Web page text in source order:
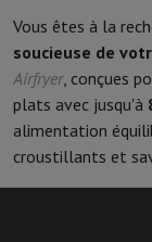
Vous êtes à la
soucieuse de
Airfryer, conçues
plats avec jusqu'à
alimentation
croustillants et